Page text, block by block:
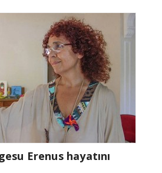
Erenus hayatını